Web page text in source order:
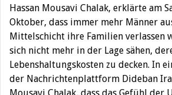
Hassan Mousavi Chalak, erklärte am
Oktober, dass immer mehr Männer
Mittelschicht ihre Familien verlassen
sich nicht mehr in der Lage sähen,
Lebenshaltungskosten zu decken. In
der Nachrichtenplattform Dideban